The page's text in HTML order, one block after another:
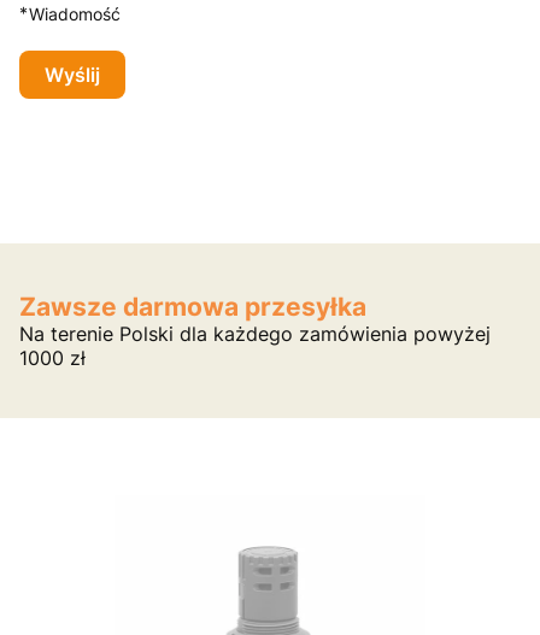
*Wiadomość
Wyślij
Zawsze darmowa przesyłka
Na terenie Polski dla każdego zamówienia powyżej
1000 zł